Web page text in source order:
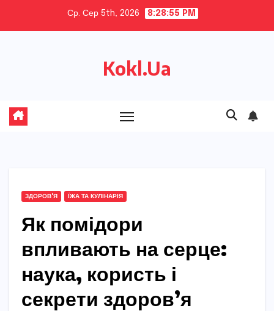
Ср. Сер 5th, 2026 8:28:56 PM
Kokl.Ua
ЗДОРОВ'Я ЇЖА ТА КУЛІНАРІЯ
Як помідори
впливають на серце:
наука, користь і
секрети здоров’я